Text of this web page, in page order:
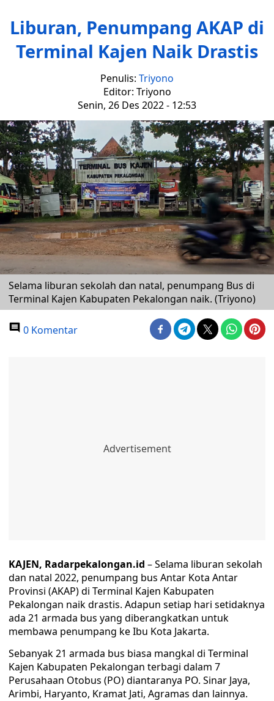
Liburan, Penumpang AKAP di
Terminal Kajen Naik Drastis
Penulis: Triyono
Editor: Triyono
Senin, 26 Des 2022 - 12:53
Selama liburan sekolah dan natal, penumpang Bus di
Terminal Kajen Kabupaten Pekalongan naik. (Triyono)
0 Komentar
KAJEN, Radarpekalongan.id – Selama liburan sekolah
dan natal 2022, penumpang bus Antar Kota Antar
Provinsi (AKAP) di Terminal Kajen Kabupaten
Pekalongan naik drastis. Adapun setiap hari setidaknya
ada 21 armada bus yang diberangkatkan untuk
membawa penumpang ke Ibu Kota Jakarta.
Sebanyak 21 armada bus biasa mangkal di Terminal
Kajen Kabupaten Pekalongan terbagi dalam 7
Perusahaan Otobus (PO) diantaranya PO. Sinar Jaya,
Arimbi, Haryanto, Kramat Jati, Agramas dan lainnya.